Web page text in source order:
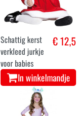
Schattig kerst
verkleed jurkje
voor babies
€ 12,5
In winkelmandje